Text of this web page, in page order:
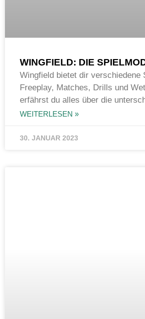
WINGFIELD: DIE
Wingfield bietet dir verschiedene
Freeplay, Matches, Drills und
erfährst du alles über die
WEITERLESEN »
30. JANUAR 2023